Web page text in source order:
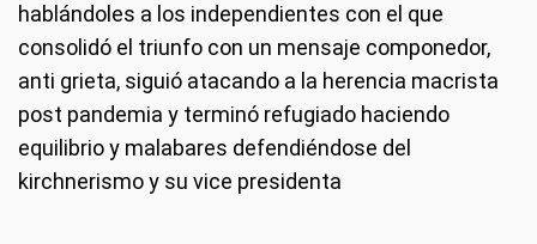
hablándoles a los independientes con el que
consolidó el triunfo con un mensaje componedor,
anti grieta, siguió atacando a la herencia macrista
post pandemia y terminó refugiado haciendo
equilibrio y malabares defendiéndose del
kirchnerismo y su vice presidenta